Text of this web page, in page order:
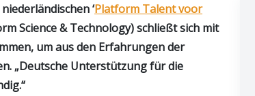
‘Platform Talent voor
Science & Technology) schließt sich mit
um aus den Erfahrungen der
„Deutsche Unterstützung für die